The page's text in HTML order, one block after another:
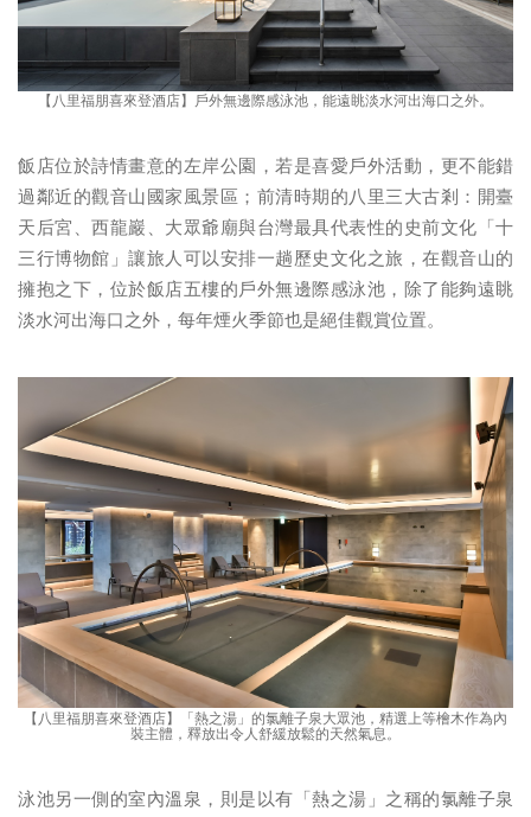
【八里福朋喜來登酒店】戶外無邊際感泳池，能遠眺淡水河出海口之外。
飯店位於詩情畫意的左岸公園，若是喜愛戶外活動，更不能錯
過鄰近的觀音山國家風景區；前清時期的八里三大古剎：開臺
天后宮、西龍巖、大眾爺廟與台灣最具代表性的史前文化「十
三行博物館」讓旅人可以安排一趟歷史文化之旅，在觀音山的
擁抱之下，位於飯店五樓的戶外無邊際感泳池，除了能夠遠眺
淡水河出海口之外，每年煙火季節也是絕佳觀賞位置。
【八里福朋喜來登酒店】「熱之湯」的氯離子泉大眾池，精選上等檜木作為內
裝主體，釋放出令人舒緩放鬆的天然氣息。
泳池另一側的室內溫泉，則是以有「熱之湯」之稱的氯離子泉